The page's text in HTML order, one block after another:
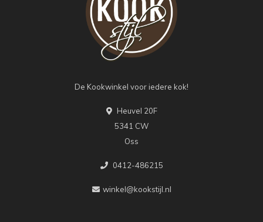
De Kookwinkel voor iedere kok!
Heuvel 20F
5341 CW
Oss
0412-486215
winkel@kookstijl.nl